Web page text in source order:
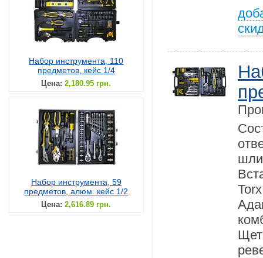
Набор инструмента, 110
предметов, кейс 1/4
Цена: 2,180.95 грн.
Набор инструмента, 59
предметов, алюм. кейс 1/2
Цена: 2,616.89 грн.